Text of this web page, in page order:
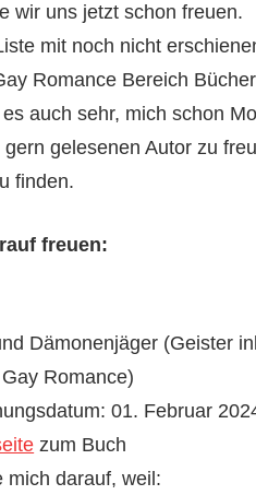
wir uns jetzt schon freuen.
mit noch nicht
Romance Bereich
auch sehr, mich schon
gelesenen Autor zu
finden.
freuen:
Dämonenjäger (Geister
Romance)
01. Februar
zum Buch
mich darauf, weil: